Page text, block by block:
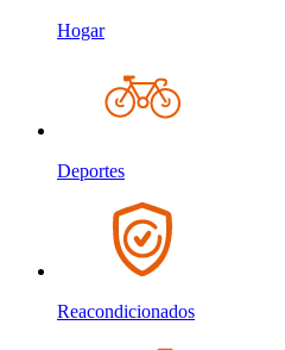
Hogar
Deportes
Reacondicionados